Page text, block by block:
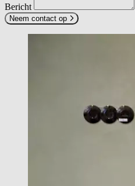
Bericht
Neem contact op